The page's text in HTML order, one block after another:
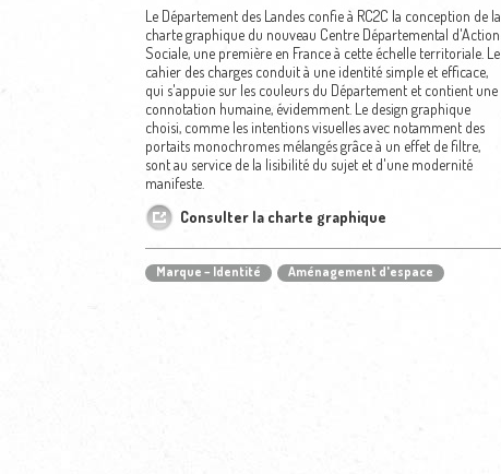
Le Département des Landes confie à RC2C la conception de la
charte graphique du nouveau Centre Départemental d'Action
Sociale, une première en France à cette échelle territoriale. Le
cahier des charges conduit à une identité simple et efficace,
qui s'appuie sur les couleurs du Département et contient une
connotation humaine, évidemment. Le design graphique
choisi, comme les intentions visuelles avec notamment des
portaits monochromes mélangés grâce à un effet de filtre,
sont au service de la lisibilité du sujet et d'une modernité
manifeste.
Consulter la charte graphique
Marque – Identité Aménagement d'espace